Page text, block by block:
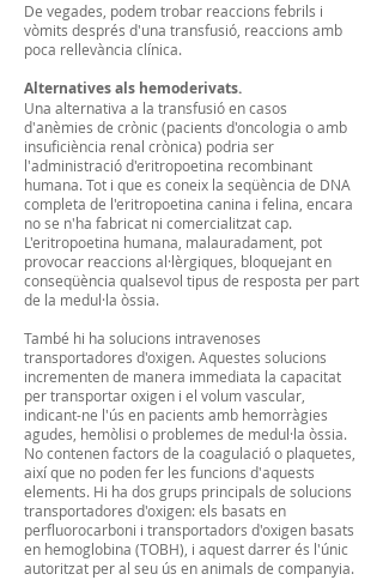
De vegades, podem trobar reaccions febrils i
vòmits després d'una transfusió, reaccions amb
poca rellevància clínica.
Alternatives als hemoderivats.
Una alternativa a la transfusió en casos
d'anèmies de crònic (pacients d'oncologia o amb
insuficiència renal crònica) podria ser
l'administració d'eritropoetina recombinant
humana. Tot i que es coneix la seqüència de DNA
completa de l'eritropoetina canina i felina, encara
no se n'ha fabricat ni comercialitzat cap.
L'eritropoetina humana, malauradament, pot
provocar reaccions al·lèrgiques, bloquejant en
conseqüència qualsevol tipus de resposta per part
de la medul·la òssia.
També hi ha solucions intravenoses
transportadores d'oxigen. Aquestes solucions
incrementen de manera immediata la capacitat
per transportar oxigen i el volum vascular,
indicant-ne l'ús en pacients amb hemorràgies
agudes, hemòlisi o problemes de medul·la òssia.
No contenen factors de la coagulació o plaquetes,
així que no poden fer les funcions d'aquests
elements. Hi ha dos grups principals de solucions
transportadores d'oxigen: els basats en
perfluorocarboni i transportadors d'oxigen basats
en hemoglobina (TOBH), i aquest darrer és l'únic
autoritzat per al seu ús en animals de companyia.